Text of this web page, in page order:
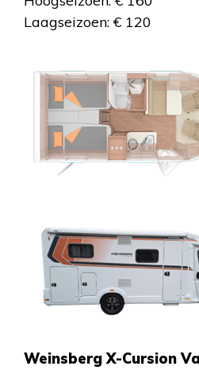
Laagseizoen: € 120
Weinsberg X-Cursion